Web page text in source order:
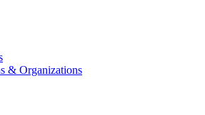
& Organizations